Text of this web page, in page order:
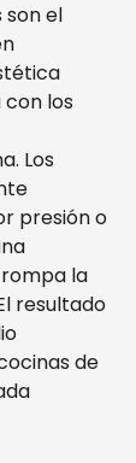
son el
los
Los
presión o
la
resultado
de